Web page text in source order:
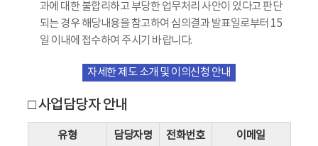
과에 대한 불합리하고 부당한 업무처리 사안이 있다고 판단
되는 경우 해당내용을 참고하여 심의결과 발표일로부터 15
일 이내에 접수하여 주시기 바랍니다.
자세한 제도 소개 및 이의신청 안내
□ 사업담당자 안내
유형 담당자명 전화번호 이메일